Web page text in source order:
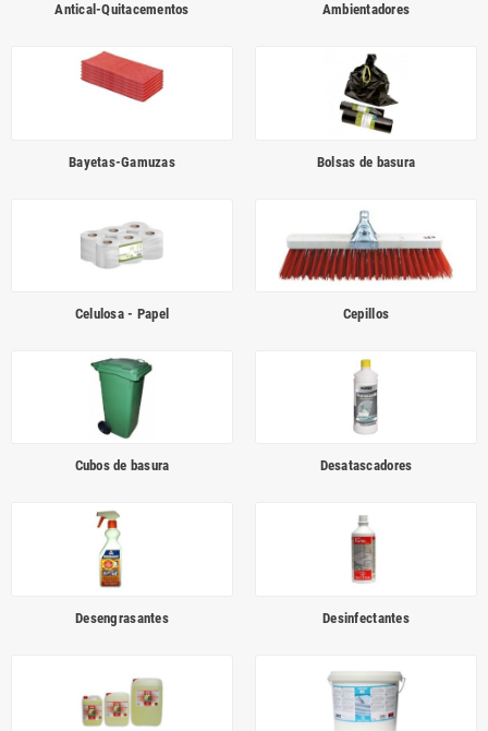
Antical-Quitacementos Ambientadores
Bayetas-Gamuzas Bolsas de basura
Celulosa - Papel Cepillos
Cubos de basura Desatascadores
Desengrasantes Desinfectantes